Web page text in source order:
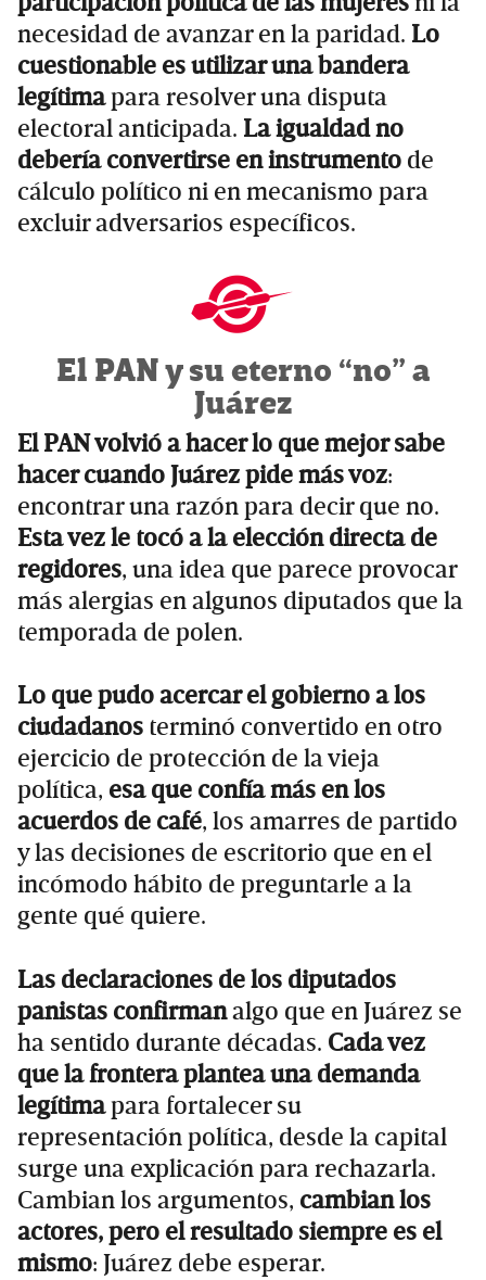
necesidad de avanzar en la paridad. Lo
cuestionable es utilizar una bandera
legítimapara resolver una disputa
electoral anticipada. La igualdad no
debería convertirse en instrumento de
cálculo político ni en mecanismo para
excluir adversarios específicos.
El PAN y su eterno “no” a
Juárez
El PAN volvió a hacer lo que mejor sabe
hacer cuando Juárez pide más voz:
encontrar una razón para decir que no.
Esta vez le tocó a la elección directa de
regidores, una idea que parece provocar
más alergias en algunos diputados que la
temporada de polen.
Lo que pudo acercar el gobierno a los
ciudadanos terminó convertido en otro
ejercicio de protección de la vieja
política, esa que confía más en los
acuerdos de café, los amarres de partido
y las decisiones de escritorio que en el
incómodo hábito de preguntarle a la
gente qué quiere.
Las declaraciones de los diputados
panistas confirmanalgo que en Juárez se
ha sentido durante décadas. Cada vez
que la frontera plantea una demanda
legítimapara fortalecer su
representación política, desde la capital
surge una explicación para rechazarla.
Cambian los argumentos, cambian los
actores, pero el resultado siempre es el
mismo: Juárez debe esperar.